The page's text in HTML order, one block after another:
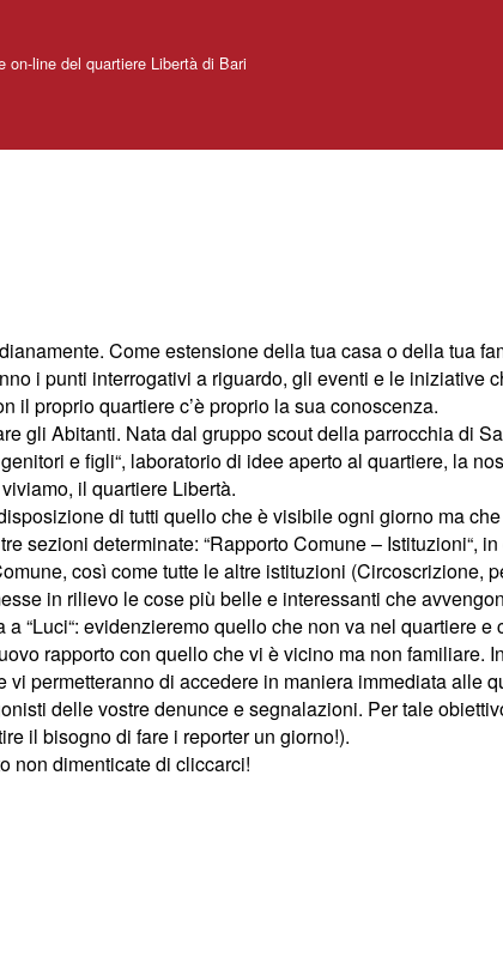
on-line del quartiere Libertà di Bari
Come estensione della tua casa o della tua
i punti interrogativi a riguardo, gli eventi e le iniziative
il proprio quartiere c’è proprio la sua conoscenza.
gli Abitanti. Nata dal gruppo scout della parrocchia di
e figli“, laboratorio di idee aperto al quartiere, la
il quartiere Libertà.
di tutti quello che è visibile ogni giorno ma
sezioni determinate: “Rapporto Comune – Istituzioni“,
così come tutte le altre istituzioni (Circoscrizione,
in rilievo le cose più belle e interessanti che
“Luci“: evidenzieremo quello che non va nel quartiere e
rapporto con quello che vi è vicino ma non familiare.
permetteranno di accedere in maniera immediata alle
delle vostre denunce e segnalazioni. Per tale
il bisogno di fare i reporter un giorno!).
non dimenticate di cliccarci!